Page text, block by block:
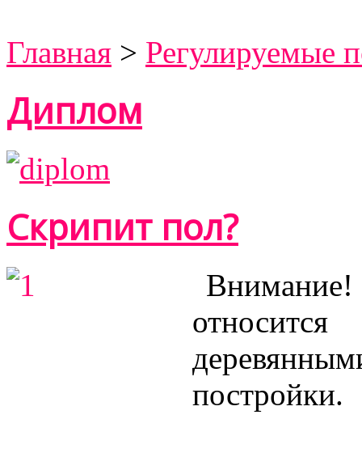
Главная > Регулируемые
Диплом
Скрипит пол?
постройки.